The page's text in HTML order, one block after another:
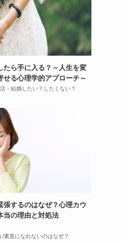
たら手に入る？～人生を変
せる心理学的アプローチ～
－結婚したい？したくない？
張するのはなぜ？心理カウ
当の理由と対処法
素直になれないのはなぜ？